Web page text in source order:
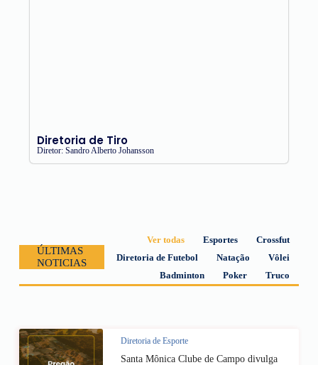
Diretoria de Tiro
Diretor: Sandro Alberto Johansson
ÚLTIMAS
NOTICIAS
Ver todas Esportes
Crossfut
Diretoria de Futebol
Natação
Vôlei
Badminton
Poker Truco
Diretoria de Esporte
Santa Mônica Clube de Campo divulga